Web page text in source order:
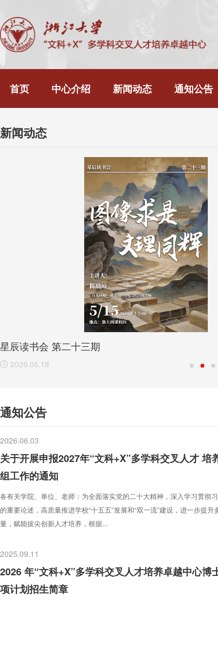
首页 中心介绍 新闻动态 通知公告
新闻动态
星辰读书会 第二十三期
2026.05.18
通知公告
2026.06.03
关于开展申报2027年“文科+X”多学科交叉人才 培
组工作的通知
各有关学院、单位、老师：为全面落实党的二十大精神，深入学习贯彻
的重要论述，高质量推进学校“十五五”发展和“双一流”建设，进一步提
量，赋能拔尖创新人才培养，根据...
2025.09.11
2026 年“文科+X”多学科交叉人才培养卓越中心博
项计划招生简章